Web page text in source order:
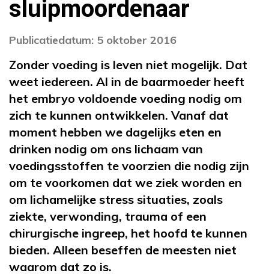
sluipmoordenaar
Publicatiedatum: 5 oktober 2016
Zonder voeding is leven niet mogelijk. Dat
weet iedereen. Al in de baarmoeder heeft
het embryo voldoende voeding nodig om
zich te kunnen ontwikkelen. Vanaf dat
moment hebben we dagelijks eten en
drinken nodig om ons lichaam van
voedingsstoffen te voorzien die nodig zijn
om te voorkomen dat we ziek worden en
om lichamelijke stress situaties, zoals
ziekte, verwonding, trauma of een
chirurgische ingreep, het hoofd te kunnen
bieden. Alleen beseffen de meesten niet
waarom dat zo is.